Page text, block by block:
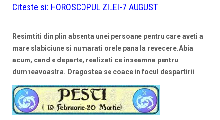
Citeste si: HOROSCOPUL ZILEI-7 AUGUST
Resimtiti din plin absenta unei persoane pentru care aveti a
mare slabiciune si numarati orele pana la revedere.Abia
acum, cand e departe, realizati ce inseamna pentru
dumneavoastra. Dragostea se coace in focul despartirii